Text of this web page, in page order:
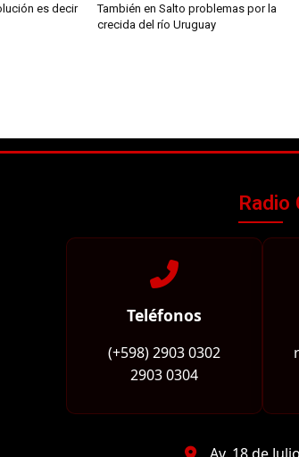
es decir
También en Salto problemas por la
crecida del río Uruguay
Radio
Teléfonos
(+598) 2903 0302
2903 0304